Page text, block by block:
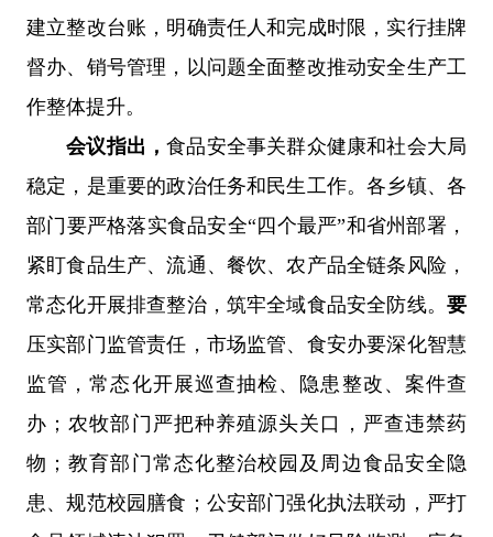
建立整改台账，明确责任人和完成时限，实行挂牌
督办、销号管理，以问题全面整改推动安全生产工
作整体提升。
会议指出，食品安全事关群众健康和社会大局
稳定，是重要的政治任务和民生工作。各乡镇、各
部门要严格落实食品安全“四个最严”和省州部署，
紧盯食品生产、流通、餐饮、农产品全链条风险，
常态化开展排查整治，筑牢全域食品安全防线。 要
压实部门监管责任，市场监管、食安办要深化智慧
监管，常态化开展巡查抽检、隐患整改、案件查
办；农牧部门严把种养殖源头关口，严查违禁药
物；教育部门常态化整治校园及周边食品安全隐
患、规范校园膳食；公安部门强化执法联动，严打